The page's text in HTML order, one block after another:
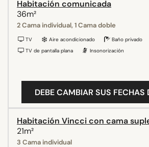
Habitación comunicada
36m²
2 Cama individual, 1 Cama doble
TV Aire acondicionado
Baño privado
TV de pantalla plana
Insonorización
DEBE CAMBIAR SUS FECHAS
Habitación Vincci con cama
21m²
3 Cama individual